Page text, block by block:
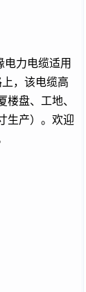
电力电缆适用
，该电缆高
盘、工地、
生产）。欢迎